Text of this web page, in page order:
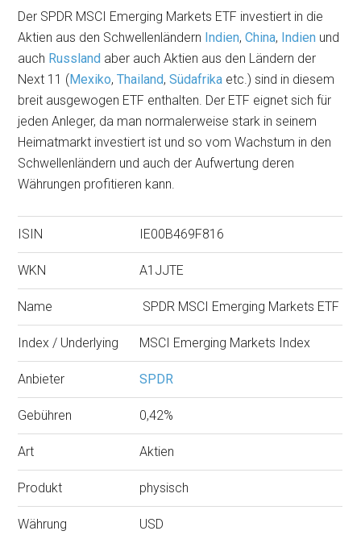
Der SPDR MSCI Emerging Markets ETF investiert in die
Aktien aus den Schwellenländern Indien,China, Indien und
auch Russland aber auch Aktien aus den Ländern der
Next 11 (Mexiko,Thailand,Südafrika etc.) sind in diesem
breit ausgewogen ETF enthalten. Der ETF eignet sich für
jeden Anleger, da man normalerweise stark in seinem
Heimatmarkt investiert ist und so vom Wachstum in den
Schwellenländern und auch der Aufwertung deren
Währungen profitieren kann.
ISIN IE00B469F816
WKN A1JJTE
Name SPDR MSCI Emerging Markets ETF
Index / Underlying MSCI Emerging Markets Index
Anbieter SPDR
Gebühren 0,42%
Art Aktien
Produkt physisch
Währung USD